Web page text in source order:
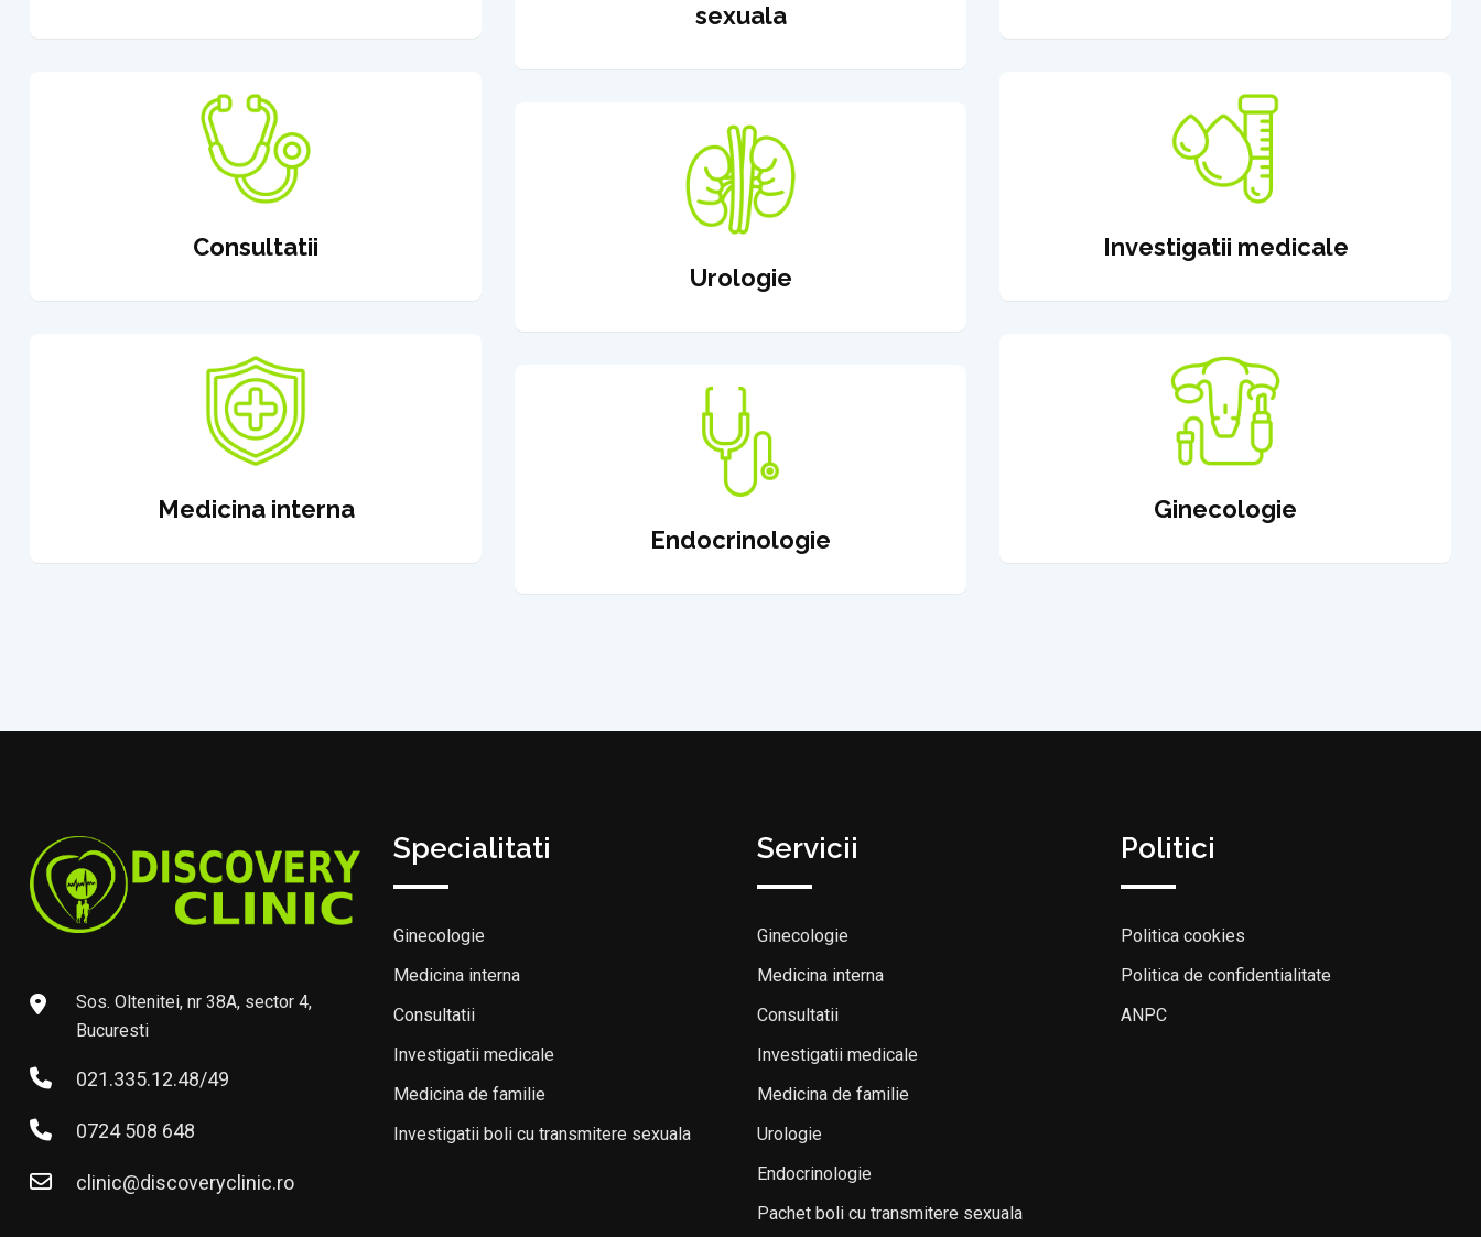
sexuala
Consultatii
Investigatii medicale
Urologie
Medicina interna
Ginecologie
Endocrinologie
Sos. Oltenitei, nr 38A, sector 4,
Bucuresti
021.335.12.48/49
0724 508 648
clinic@discoveryclinic.ro
Specialitati
Ginecologie
Medicina interna
Consultatii
Investigatii medicale
Medicina de familie
Investigatii boli cu transmitere sexuala
Servicii
Ginecologie
Medicina interna
Consultatii
Investigatii medicale
Medicina de familie
Urologie
Endocrinologie
Pachet boli cu transmitere sexuala
Politici
Politica cookies
Politica de confidentialitate
ANPC